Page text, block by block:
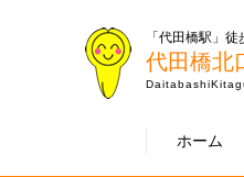
「代田橋駅」
代田橋北
ホーム